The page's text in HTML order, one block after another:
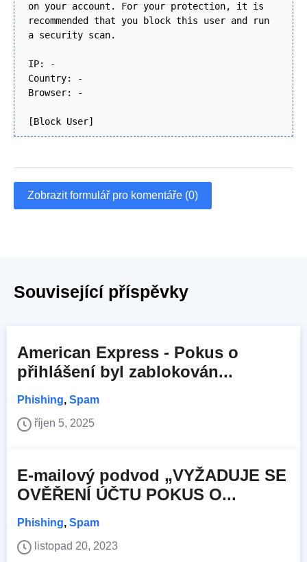
on your account. For your protection, it is
recommended that you block this user and run
a security scan.
IP: -
Country: -
Browser: -
[Block User]
Zobrazit formulář pro komentáře (0)
Související příspěvky
American Express - Pokus o
přihlášení byl zablokován...
Phishing, Spam
říjen 5, 2025
E-mailový podvod „VYŽADUJE SE
OVĚŘENÍ ÚČTU POKUS O...
Phishing, Spam
listopad 20, 2023